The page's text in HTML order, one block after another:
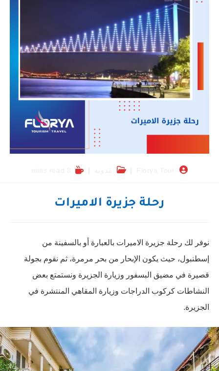
رحلة جزيرة الاميرات
نوفر لك رحلة جزيرة الاميرات بالعبارة أو بالسفينة من
إسطنبول، حيث يكون الإبحار من بحر مرمرة، ثم نقوم بجولة
قصيرة في مضيق البسفور وزيارة الجزيرة ونستمتع بعض
النشاطات كركوب الدراجات وزيارة المقاهي المنتشرة في
الجزيرة.